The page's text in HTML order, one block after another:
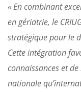
« En combinant
en gériatrie, le
stratégique pour le
Cette intégration
connaissances et
nationale